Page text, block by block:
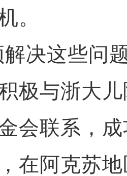
。
这些问题
极与浙大
会联系，
在阿克苏